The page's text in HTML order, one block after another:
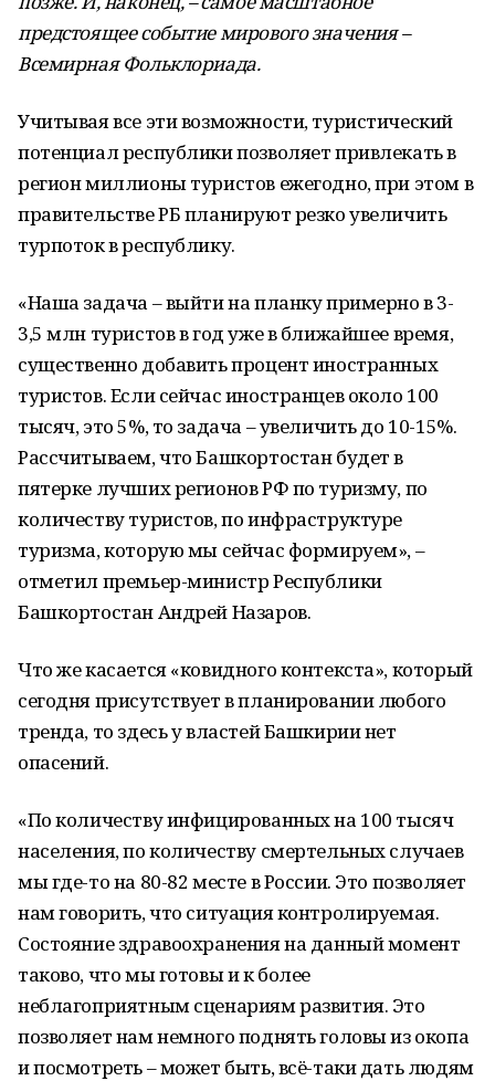
предстоящее событие мирового значения–
Всемирная Фольклориада.
Учитывая все эти возможности, туристический
потенциал республики позволяет привлекать в
регион миллионы туристов ежегодно, при этом в
правительстве РБ планируют резко увеличить
турпоток в республику.
«Наша задача – выйти на планку примерно в 3-
3,5 млн туристов в год уже в ближайшее время,
существенно добавить процент иностранных
туристов. Если сейчас иностранцев около 100
тысяч, это 5%, то задача – увеличить до 10-15%.
Рассчитываем, что Башкортостан будет в
пятерке лучших регионов РФ по туризму, по
количеству туристов, по инфраструктуре
туризма, которую мы сейчас формируем», –
отметил премьер-министр Республики
Башкортостан Андрей Назаров.
Что же касается «ковидного контекста», который
сегодня присутствует в планировании любого
тренда, то здесь у властей Башкирии нет
опасений.
«По количеству инфицированных на 100 тысяч
населения, по количеству смертельных случаев
мы где-то на 80-82 месте в России. Это позволяет
нам говорить, что ситуация контролируемая.
Состояние здравоохранения на данный момент
таково, что мы готовы и к более
неблагоприятным сценариям развития. Это
позволяет нам немного поднять головы из окопа
и посмотреть – может быть, всё-таки дать людям